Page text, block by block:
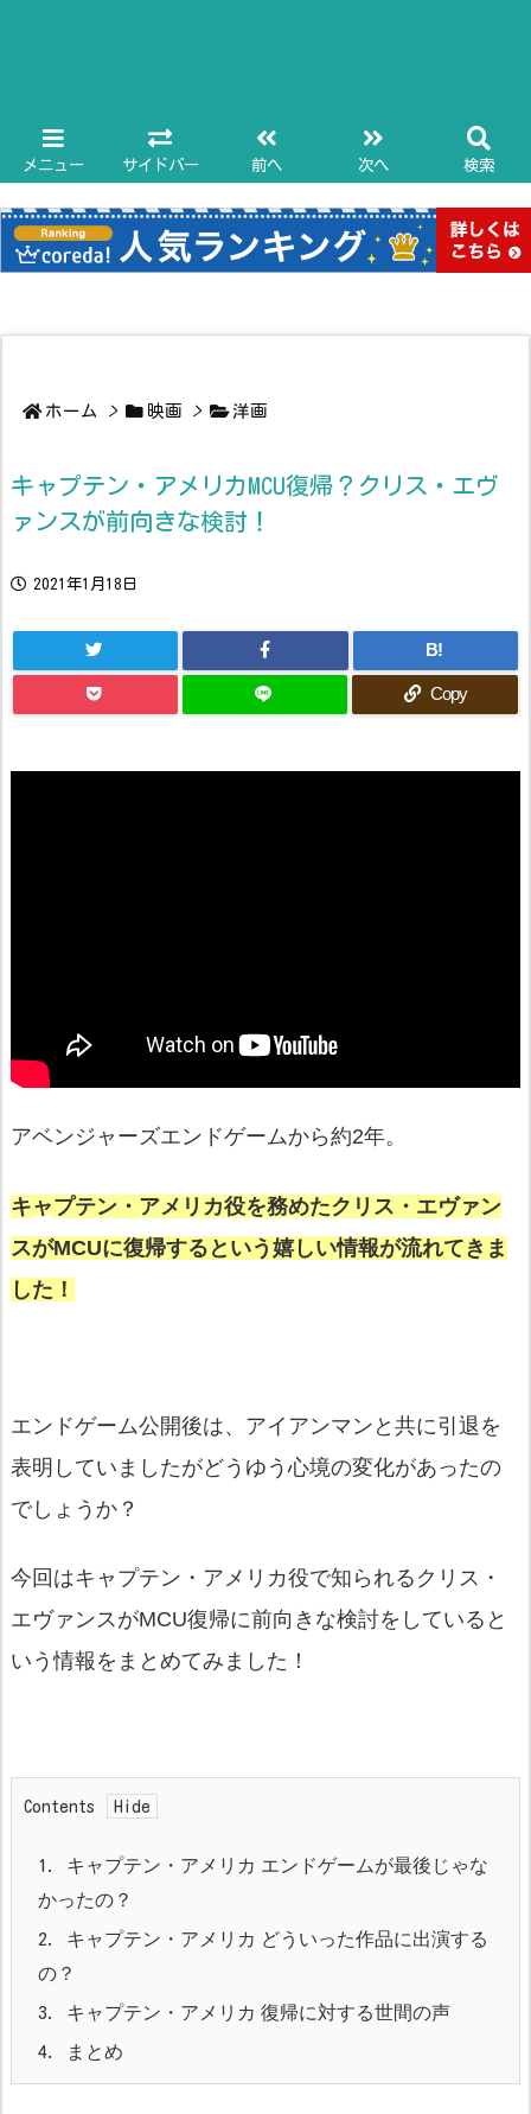
メニュー サイドバー 前へ 次へ 検索
ホーム > 映画 > 洋画
キャプテン・アメリカMCU復帰？クリス・エヴ
ァンスが前向きな検討！
2021年1月18日
B!
Copy
アベンジャーズエンドゲームから約2年。
キャプテン・アメリカ役を務めたクリス・エヴァン
スがMCUに復帰するという嬉しい情報が流れてきま
した！
エンドゲーム公開後は、アイアンマンと共に引退を
表明していましたがどうゆう心境の変化があったの
でしょうか？
今回はキャプテン・アメリカ役で知られるクリス・
エヴァンスがMCU復帰に前向きな検討をしていると
いう情報をまとめてみました！
Contents
1.
キャプテン・アメリカ エンドゲームが最後じゃな
かったの？
2.
キャプテン・アメリカ どういった作品に出演する
の？
3. キャプテン・アメリカ 復帰に対する世間の声
4. まとめ